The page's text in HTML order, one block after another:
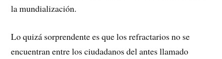
la mundialización.
Lo quizá sorprendente es que los refractarios no se
encuentran entre los ciu­dadanos del antes llamado